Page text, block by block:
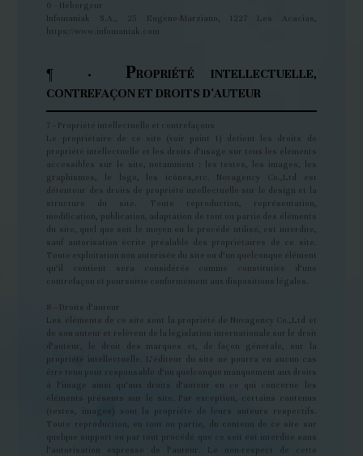
6 – Hébergeur
Infomaniak S.A., 25 Eugène-Marziano, 1227 Les Acacias,
https://www.infomaniak.com
¶ · PROPRIÉTÉ INTELLECTUELLE,
CONTREFAÇON ET DROITS D'AUTEUR
7 – Propriété intellectuelle et contrefaçons
Le propriétaire de ce site (voir point 1) détient les droits de
propriété intellectuelle et les droits d’usage sur tous les éléments
accessibles sur le site, notamment : les textes, les images, les
graphismes, le logo, les icônes,etc. Novagency Co.,Ltd est
détenteur des droits de propriété intellectuelle sur le design et la
structure du site. Toute reproduction, représentation,
modification, publication, adaptation de tout ou partie des éléments
du site, quel que soit le moyen ou le procédé utilisé, est interdite,
sauf autorisation écrite préalable des propriétaires de ce site.
Toute exploitation non autorisée du site ou d’un quelconque élément
qu’il contient sera considérée comme constitutive d’une
contrefaçon et poursuivie conformément aux dispositions légales.
8 – Droits d’auteur
Les éléments de ce site sont la propriété de Novagency Co.,Ltd et
de son auteur et relèvent de la législation internationale sur le droit
d’auteur, le droit des marques et, de façon générale, sur la
propriété intellectuelle. L’éditeur du site ne pourra en aucun cas
être tenu pour responsable d’un quelconque manquement aux droits
à l’image ainsi qu’aux droits d’auteur en ce qui concerne les
éléments présents sur le site. Par exception, certains contenus
(textes, images) sont la propriété de leurs auteurs respectifs.
Toute reproduction, en tout ou partie, du contenu de ce site sur
quelque support ou par tout procédé que ce soit est interdite sans
l’autorisation expresse de l’auteur. Le non-respect de cette